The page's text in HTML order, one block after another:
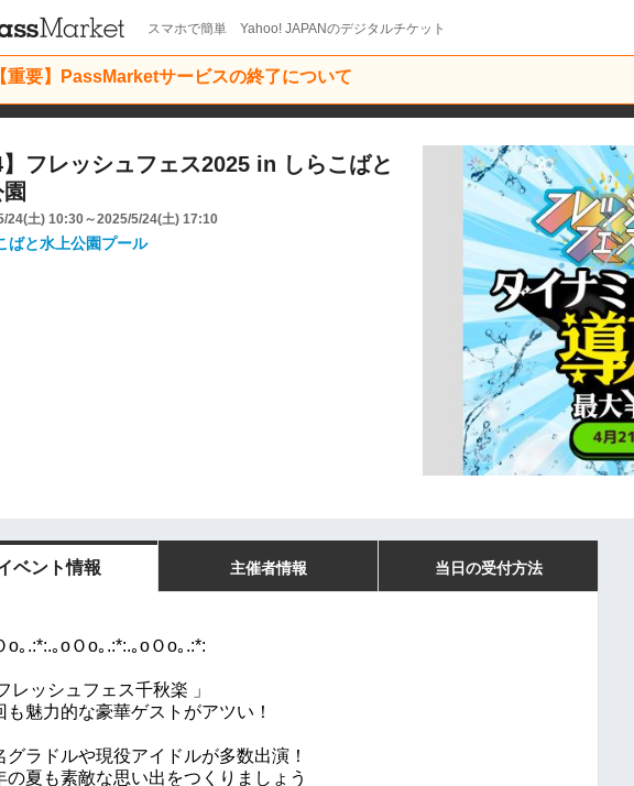
スマホで簡単 Yahoo! JAPANのデジタルチケット
【重要】PassMarketサービスの終了について
】フレッシュフェス2025 in しらこばと
24(土) 10:30～2025/5/24(土) 17:10
ばと水上公園プール
ベント情報 主催者情報 当日の受付方法
o｡.:*:.｡oＯo｡.:*:.｡oＯo｡.:*:
レッシュフェス千秋楽 」
も魅力的な豪華ゲストがアツい！
グラドルや現役アイドルが多数出演！
の夏も素敵な思い出をつくりましょう